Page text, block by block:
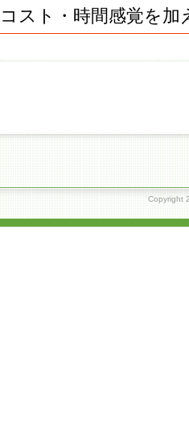
スト・時間感覚を加
Copyright